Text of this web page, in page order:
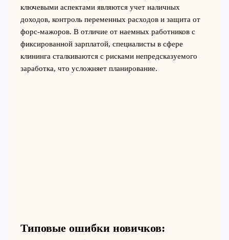
ключевыми аспектами являются учет наличных
доходов, контроль переменных расходов и защита от
форс-мажоров. В отличие от наемных работников с
фиксированной зарплатой, специалисты в сфере
клининга сталкиваются с рисками непредсказуемого
заработка, что усложняет планирование.
Типовые ошибки новичков: